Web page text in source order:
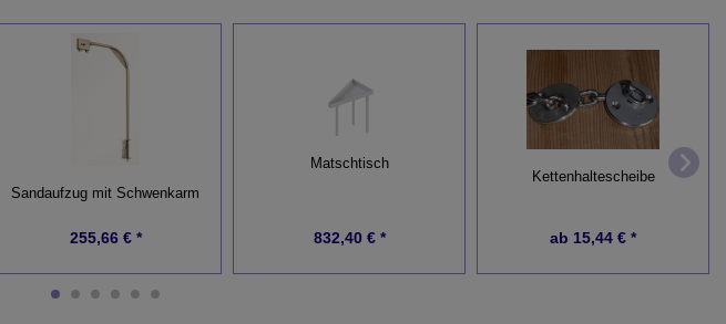
Sandaufzug mit Schwenkarm
255,66 € *
Matschtisch
832,40 € *
Kettenhaltescheibe
ab 15,44 € *